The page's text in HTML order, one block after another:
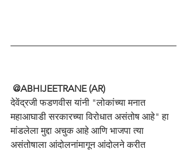
@ABHIJEETRANE (AR)
देवेंद्रजी फडणवीस यांनी "लोकांच्या मनात
महाआघाडी सरकारच्या विरोधात असंतोष आहे" हा
मांडलेला मुद्दा अचुक आहे आणि भाजपा त्या
असंतोषाला आंदोलनांमागून आंदोलने करीत